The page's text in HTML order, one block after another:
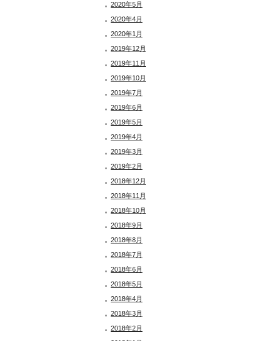
2020年5月
2020年4月
2020年1月
2019年12月
2019年11月
2019年10月
2019年7月
2019年6月
2019年5月
2019年4月
2019年3月
2019年2月
2018年12月
2018年11月
2018年10月
2018年9月
2018年8月
2018年7月
2018年6月
2018年5月
2018年4月
2018年3月
2018年2月